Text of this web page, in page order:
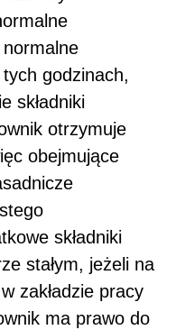
godzinach,
składniki
otrzymuje
obejmujące
składniki
stałym, jeżeli na
zakładzie pracy
ma prawo do